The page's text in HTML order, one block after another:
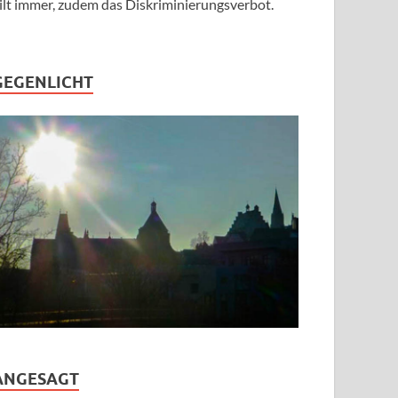
immer, zudem das Diskriminierungsverbot.